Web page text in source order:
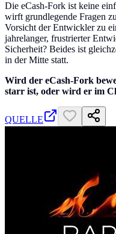
Die eCash-Fork ist keine
wirft grundlegende Fragen
Vorsicht der Entwickler zu
jahrelanger, frustrierter
Sicherheit? Beides ist
in der Mitte statt.
Wird der eCash-Fork
starr ist, oder wird er im
QUELLE